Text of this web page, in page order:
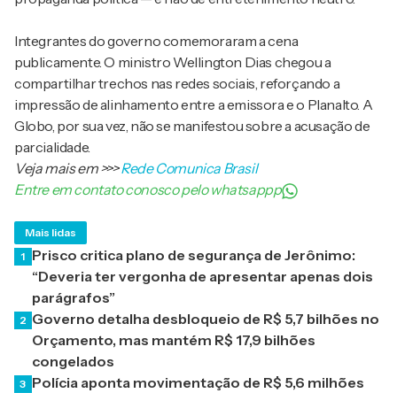
Integrantes do governo comemoraram a cena
publicamente. O ministro Wellington Dias chegou a
compartilhar trechos nas redes sociais, reforçando a
impressão de alinhamento entre a emissora e o Planalto. A
Globo, por sua vez, não se manifestou sobre a acusação de
parcialidade.
Veja mais em>>>Rede Comunica Brasil
Entre em contato conosco pelo whatsappp
Mais lidas
1 Prisco critica plano de segurança de Jerônimo:
“Deveria ter vergonha de apresentar apenas dois
parágrafos”
2 Governo detalha desbloqueio de R$ 5,7 bilhões no
Orçamento, mas mantém R$ 17,9 bilhões
congelados
3 Polícia aponta movimentação de R$ 5,6 milhões